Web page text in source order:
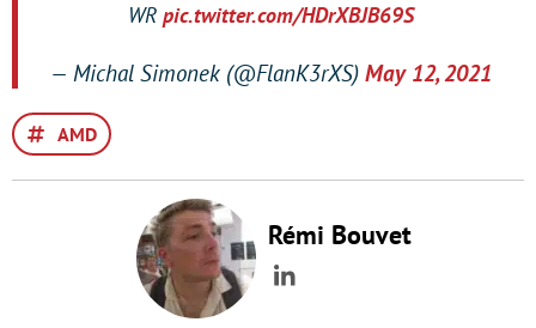
WR pic.twitter.com/HDrXBJB69S
— Michal Simonek (@FlanK3rXS) May 12, 2021
AMD
Rémi Bouvet
LinkedIn